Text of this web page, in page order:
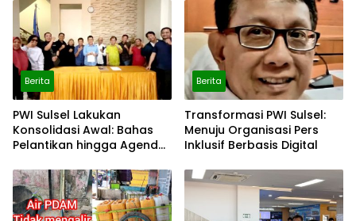
Berita
PWI Sulsel Lakukan
Konsolidasi Awal: Bahas
Pelantikan hingga Agenda
Berita
Transformasi PWI Sulsel:
Menuju Organisasi Pers
Inklusif Berbasis Digital